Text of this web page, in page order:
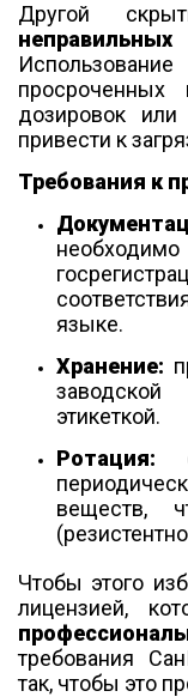
Другой
дозировок
привести к
Требования к
языке.
Хранение:
этикеткой.
Ротация:
веществ,
Чтобы этого
лицензией,
требования
так, чтобы это